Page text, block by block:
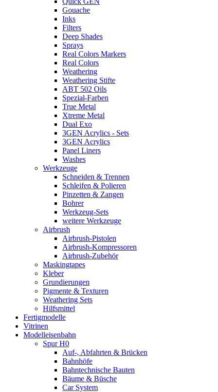
Gouache
Inks
Filters
Deep Shades
Sprays
Real Colors Markers
Real Colors
Weathering
Weathering Stifte
ABT 502 Oils
Spezial-Farben
True Metal
Xtreme Metal
Dual Exo
3GEN Acrylics - Sets
3GEN Acrylics
Panel Liners
Washes
Werkzeuge
Schneiden & Trennen
Schleifen & Polieren
Pinzetten & Zangen
Bohrer
Werkzeug-Sets
weitere Werkzeuge
Airbrush
Airbrush-Pistolen
Airbrush-Kompressoren
Airbrush-Zubehör
Maskingtapes
Kleber
Grundierungen
Pigmente & Texturen
Weathering Sets
Hilfsmittel
Fertigmodelle
Vitrinen
Modelleisenbahn
Spur H0
Auf-, Abfahrten & Brücken
Bahnhöfe
Bahntechnische Bauten
Bäume & Büsche
Car System